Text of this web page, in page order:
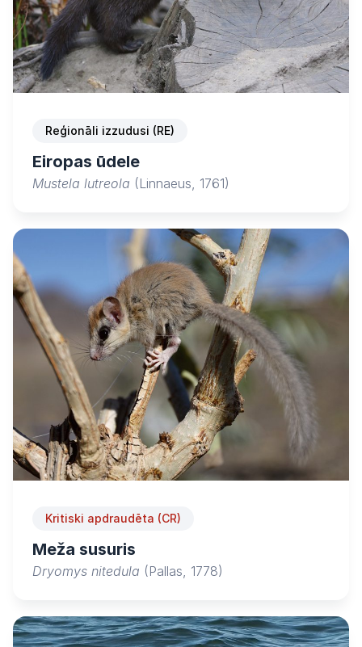
Reģionāli izzudusi (RE)
Eiropas ūdele
Mustela lutreola (Linnaeus, 1761)
Kritiski apdraudēta (CR)
Meža susuris
Dryomys nitedula (Pallas, 1778)